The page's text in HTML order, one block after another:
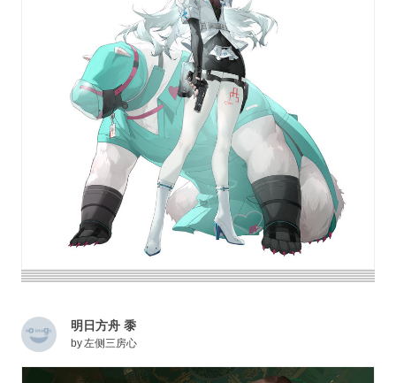
明日方舟 黍
by 左侧三房心